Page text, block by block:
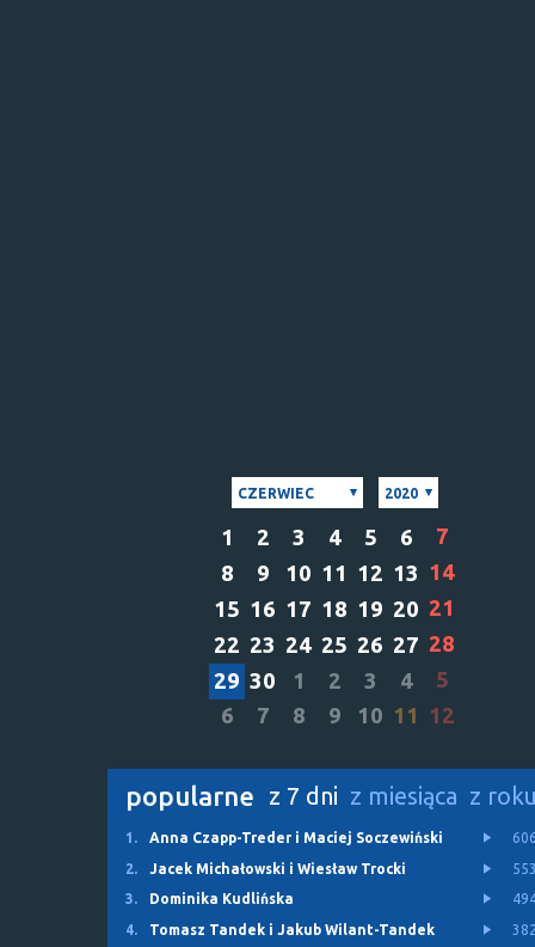
CZERWIEC 2020
1 2 3 4 5 6
7
8
9 10 11 12 13 14
15 16 17 18 19 20 21
22 23 24 25 26 27 28
29 30 1 2 3 4
5
6
7 8 9 10 11 12
popularne z 7 dni z miesiąca z
1. Anna Czapp-Treder i Maciej Soczewiński
2.
Jacek Michałowski i Wiesław Trocki
3.
Dominika Kudlińska
4.
Tomasz Tandek i Jakub Wilant-Tandek